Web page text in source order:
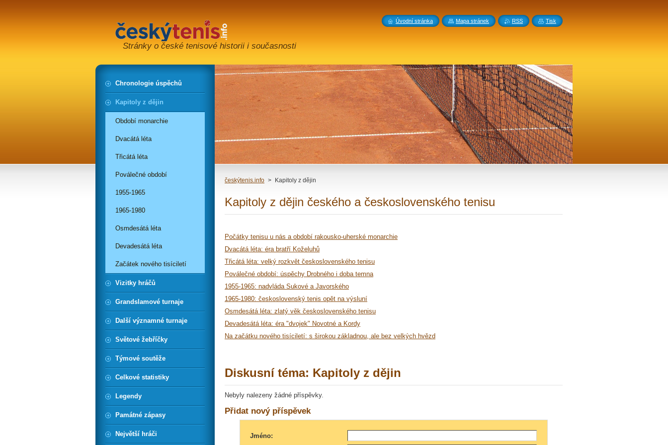
Stránky o české tenisové historii i současnosti
českýtenis.info > Kapitoly z dějin
Kapitoly z dějin českého a československého tenisu
Počátky tenisu u nás a období rakousko-uherské monarchie
Dvacátá léta: éra bratří Koželuhů
Třicátá léta: velký rozkvět československého tenisu
Poválečné období: úspěchy Drobného i doba temna
1955-1965: nadvláda Sukové a Javorského
1965-1980: československý tenis opět na výsluní
Osmdesátá léta: zlatý věk československého tenisu
Devadesátá léta: éra "dvojek" Novotné a Kordy
Na začátku nového tisíciletí: s širokou základnou, ale bez velkých hvězd
Diskusní téma: Kapitoly z dějin
Nebyly nalezeny žádné příspěvky.
Přidat nový příspěvek
Jméno:
Chronologie úspěchů
Kapitoly z dějin
Období monarchie
Dvacátá léta
Třicátá léta
Poválečné období
1955-1965
1965-1980
Osmdesátá léta
Devadesátá léta
Začátek nového tisíciletí
Vizitky hráčů
Grandslamové turnaje
Další významné turnaje
Světové žebříčky
Týmové soutěže
Celkové statistiky
Legendy
Památné zápasy
Největší hráči
Úvodní stránka Mapa stránek RSS Tisk